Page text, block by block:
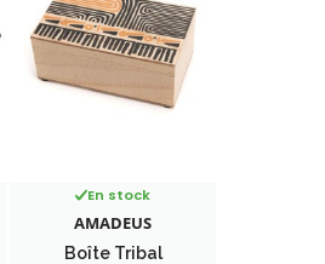
En stock
AMADEUS
Boîte Tribal